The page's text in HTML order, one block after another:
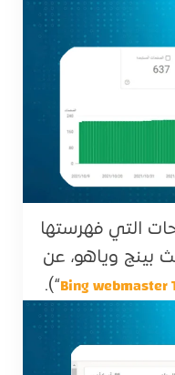
التي فهرستها
بينج وياهو، عن
Bing webmaster
“).